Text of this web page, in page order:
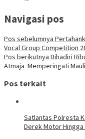
Navigasi pos
Pos sebelumnya
Vocal Group Competition
Pos berikutnya Dihadiri
Atmaja Memperingati
Pos terkait
Satlantas Polresta
Derek Motor Hingga